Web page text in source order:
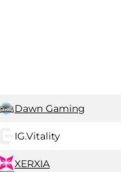
Dawn Gaming
IG.Vitality
XERXIA